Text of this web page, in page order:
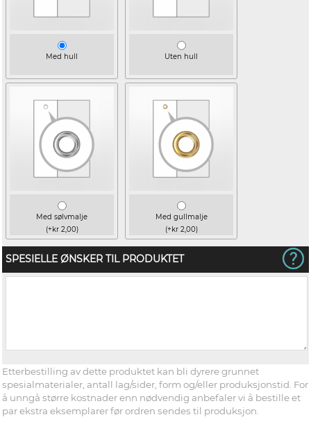
Med hull Uten hull
Med sølvmalje
(+kr 2,00)
Med gullmalje
(+kr 2,00)
SPESIELLE ØNSKER TIL PRODUKTET
Etterbestilling av dette produktet kan bli dyrere grunnet
spesialmaterialer, antall lag/sider, form og/eller produksjonstid. For
å unngå større kostnader enn nødvendig anbefaler vi å bestille et
par ekstra eksemplarer før ordren sendes til produksjon.